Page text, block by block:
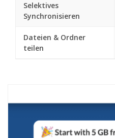
Selektives
Synchronisieren
Dateien & Ordner
teilen